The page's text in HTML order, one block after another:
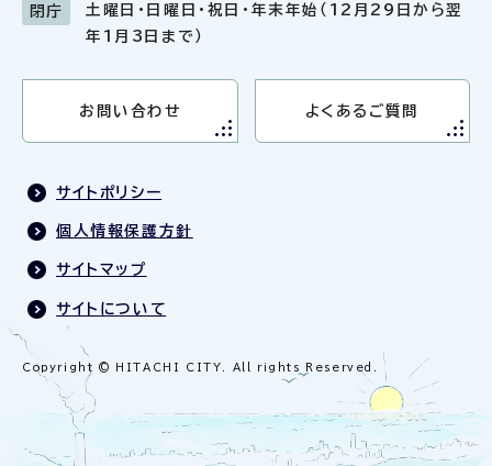
閉庁
土曜日・日曜日・祝日・年末年始（12月29日から翌
年1月3日まで）
お問い合わせ よくあるご質問
サイトポリシー
個人情報保護方針
サイトマップ
サイトについて
Copyright © HITACHI CITY. All rights Reserved.